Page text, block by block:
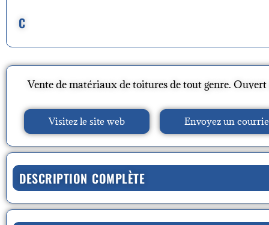
C
Vente de matériaux de toitures de tout genre.
Visitez le site web Envoyez un
DESCRIPTION COMPLÈTE